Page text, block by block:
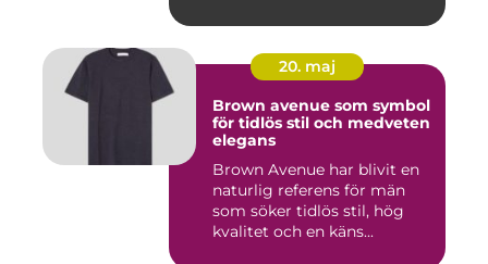
20. maj
Brown avenue som symbol
för tidlös stil och medveten
elegans
Brown Avenue har blivit en
naturlig referens för män
som söker tidlös stil, hög
kvalitet och en käns...